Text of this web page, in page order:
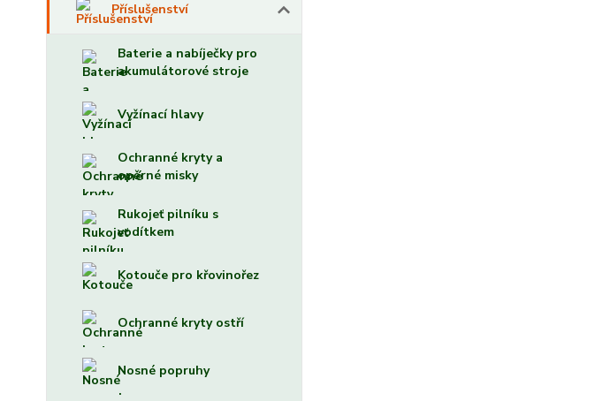
Příslušenství
Baterie a nabíječky pro
akumulátorové stroje
Vyžínací hlavy
Ochranné kryty a
opěrné misky
Rukojeť pilníku s
vodítkem
Kotouče pro křovinořez
Ochranné kryty ostří
Nosné popruhy